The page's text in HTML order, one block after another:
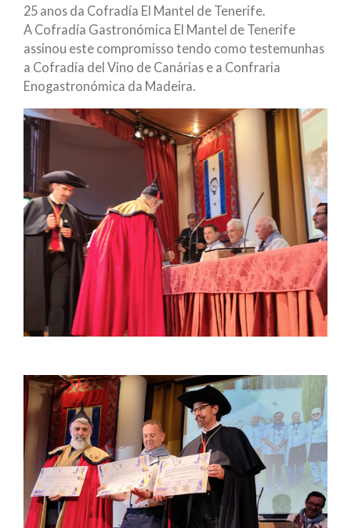
25 anos da Cofradía El Mantel de Tenerife.
A Cofradía Gastronómica El Mantel de Tenerife
assinou este compromisso tendo como testemunhas
a Cofradía del Vino de Canárias e a Confraria
Enogastronómica da Madeira.